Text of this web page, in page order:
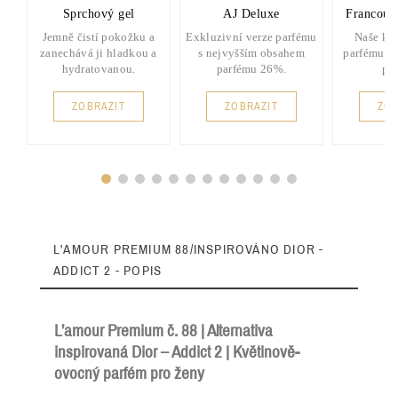
Sprchový gel
Jemně čistí pokožku a
zanechává ji hladkou a
hydratovanou.
ZOBRAZIT
AJ Deluxe
Exkluzivní verze parfému
s nejvyšším obsahem
parfému 26%.
ZOBRAZIT
Naše
parfému s
L'AMOUR PREMIUM 88/INSPIROVÁNO DIOR -
ADDICT 2 - POPIS
L’amour Premium č. 88 | Alternativa
inspirovaná Dior – Addict 2 | Květinově-
ovocný parfém pro ženy
Ean13